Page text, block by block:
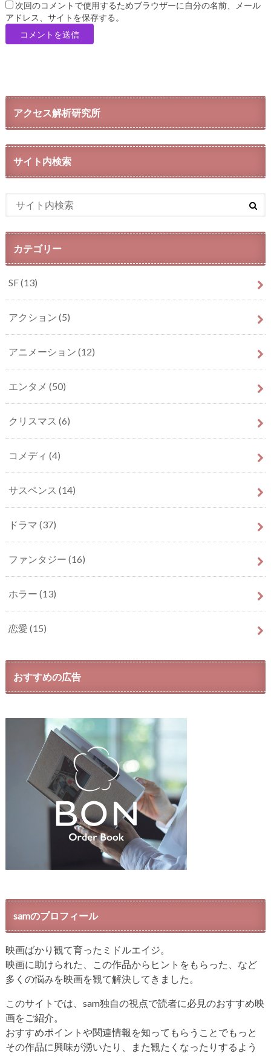
次回のコメントで使用するためブラウザーに自分の名前、メール
アドレス、サイトを保存する。
アクセス解析研究所
サイト内検索
カテゴリー
SF(13)
アクション (5)
アニメーション (12)
エンタメ (50)
クリスマス (6)
コメディ (4)
サスペンス (14)
ドラマ (37)
ファンタジー (16)
ホラー (13)
恋愛 (15)
おすすめの広告
samのプロフィール
映画ばかり観て育ったミドルエイジ。
映画に助けられた、この作品からヒントをもらった、など
多くの悩みを映画を観て解決してきました。
このサイトでは、sam独自の視点で読者に必見のおすすめ映
画をご紹介。
おすすめポイントや関連情報を知ってもらうことでもっと
その作品に興味が湧いたり、また観たくなったりするよう